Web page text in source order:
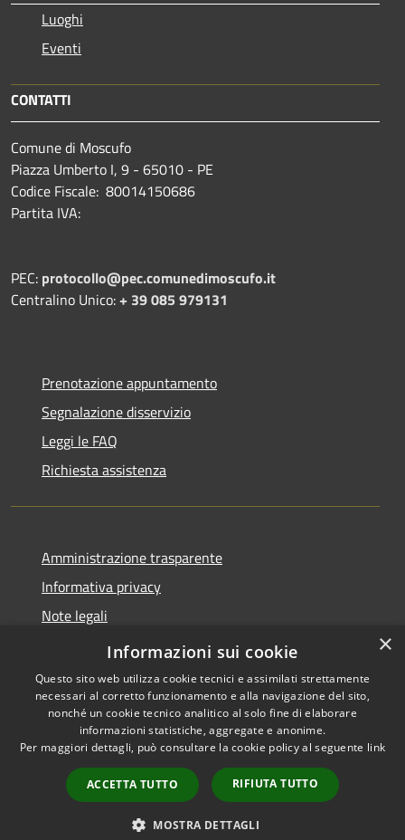
Luoghi
Eventi
CONTATTI
Comune di Moscufo
Piazza Umberto I, 9 - 65010 - PE
Codice Fiscale: 80014150686
Partita IVA:
PEC: protocollo@pec.comunedimoscufo.it
Centralino Unico:+ 39 085 979131
Prenotazione appuntamento
Segnalazione disservizio
Leggi le FAQ
Richiesta assistenza
Amministrazione trasparente
Informativa privacy
Note legali
Dichiarazione di accessibilità
Accessibilità
Copyright © 2026 • Comune di
Moscufo • Powered by
Municipium•
Accesso
redazione
×
Informazioni sui cookie
Questo sito web utilizza cookie tecnici e assimilati strettamente
necessari al corretto funzionamento e alla navigazione del sito,
nonché un cookie tecnico analitico al solo fine di elaborare
informazioni statistiche, aggregate e anonime.
Per maggiori dettagli, può consultare la cookie policy al seguente link
ACCETTA TUTTO RIFIUTA TUTTO
MOSTRA DETTAGLI